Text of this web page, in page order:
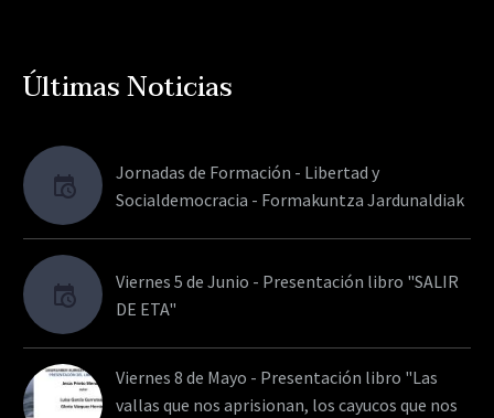
Últimas Noticias
Jornadas de Formación - Libertad y
Socialdemocracia - Formakuntza Jardunaldiak
Viernes 5 de Junio - Presentación libro "SALIR
DE ETA"
Viernes 8 de Mayo - Presentación libro "Las
vallas que nos aprisionan, los cayucos que nos